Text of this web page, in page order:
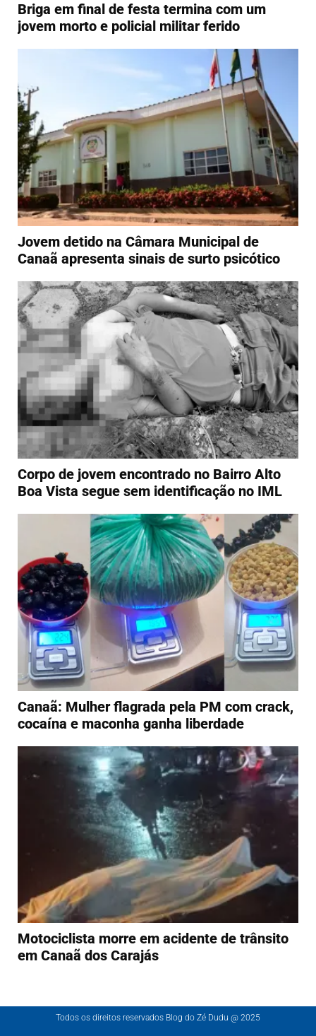
Briga em final de festa termina com um
jovem morto e policial militar ferido
Jovem detido na Câmara Municipal de
Canaã apresenta sinais de surto psicótico
Corpo de jovem encontrado no Bairro Alto
Boa Vista segue sem identificação no IML
Canaã: Mulher flagrada pela PM com crack,
cocaína e maconha ganha liberdade
Motociclista morre em acidente de trânsito
em Canaã dos Carajás
Todos os direitos reservados Blog do Zé Dudu @ 2025